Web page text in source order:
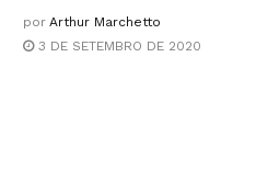
por Arthur Marchetto
3 DE SETEMBRO DE 2020